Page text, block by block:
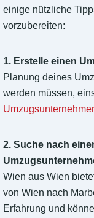
einige nützliche
vorzubereiten:
1. Erstelle einen
Planung deines
werden müssen,
2. Suche nach
Wien aus Wien
von Wien nach
Erfahrung und